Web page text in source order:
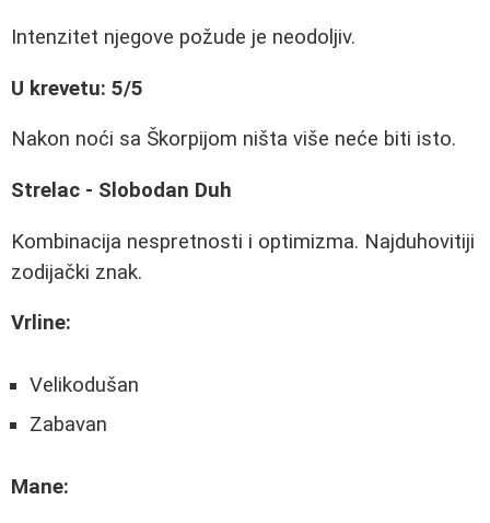
Intenzitet njegove požude je neodoljiv.
U krevetu: 5/5
Nakon noći sa Škorpijom ništa više neće biti isto.
Strelac - Slobodan Duh
Kombinacija nespretnosti i optimizma. Najduhovitiji
zodijački znak.
Vrline:
Velikodušan
Zabavan
Mane: